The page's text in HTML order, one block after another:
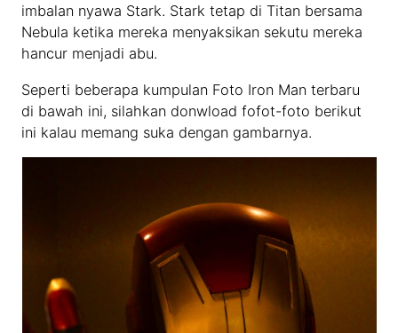
imbalan nyawa Stark. Stark tetap di Titan bersama
Nebula ketika mereka menyaksikan sekutu mereka
hancur menjadi abu.
Seperti beberapa kumpulan Foto Iron Man terbaru
di bawah ini, silahkan donwload fofot-foto berikut
ini kalau memang suka dengan gambarnya.